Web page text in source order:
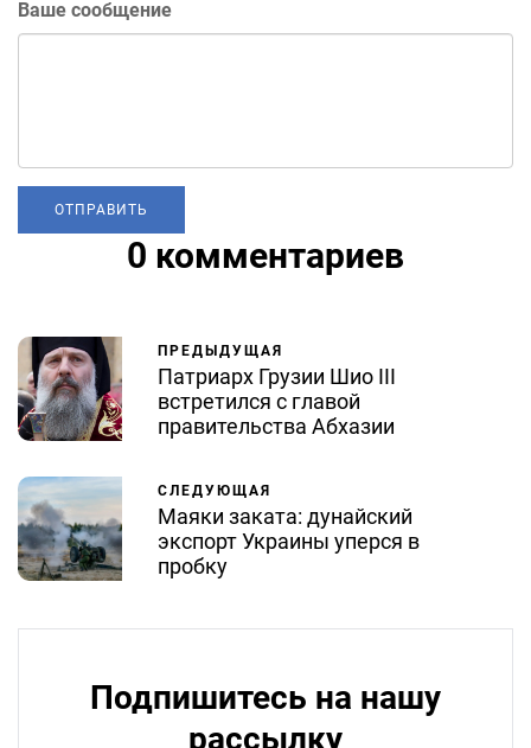
Ваше сообщение
0 комментариев
ПРЕДЫДУЩАЯ
Патриарх Грузии Шио III
встретился с главой
правительства Абхазии
СЛЕДУЮЩАЯ
Маяки заката: дунайский
экспорт Украины уперся в
пробку
Подпишитесь на нашу
рассылку